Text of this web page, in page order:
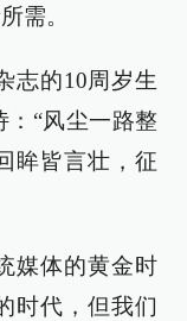
需。
志的10周岁生
：“风尘一路整
眸皆言壮，征
媒体的黄金时
时代，但我们